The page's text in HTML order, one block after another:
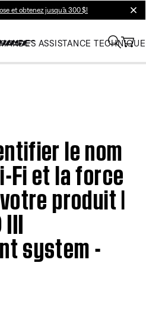
et obtenez jusqu’à 300 $!
ASSISTANCE TECHNIQUE
le nom
Fi et la force
produit |
system -